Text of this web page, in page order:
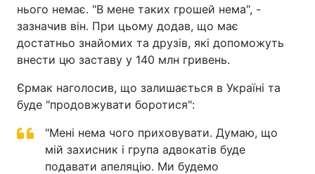
Контакти
Послуги
нього немає. "В мене таких грошей нема", -
зазначив він. При цьому додав, що має
достатньо знайомих та друзів, які допоможуть
внести цю заставу у 140 млн гривень.
Єрмак наголосив, що залишається в Україні та
буде "продовжувати боротися":
"Мені нема чого приховувати. Думаю, що
мій захисник і група адвокатів буде
подавати апеляцію. Ми будемо